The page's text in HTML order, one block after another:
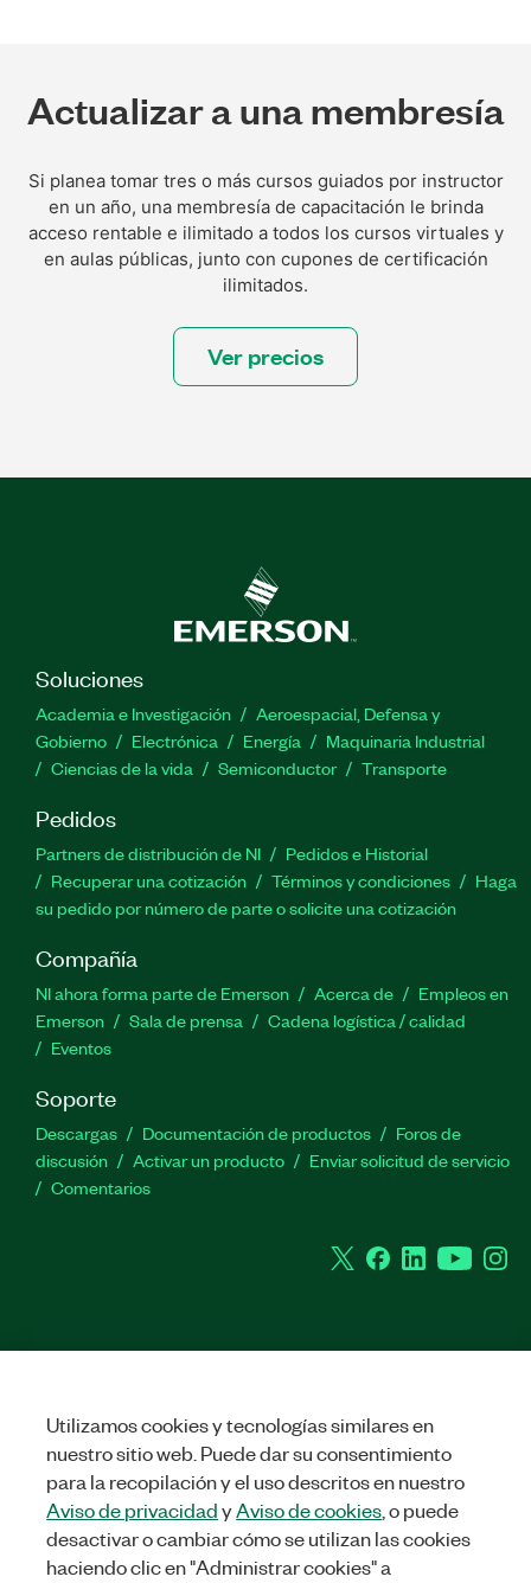
Actualizar a una membresía
Si planea tomar tres o más cursos guiados por instructor
en un año, una membresía de capacitación le brinda
acceso rentable e ilimitado a todos los cursos virtuales y
en aulas públicas, junto con cupones de certificación
ilimitados.
Ver precios
Soluciones
Academia e Investigación
Aeroespacial, Defensa y
Gobierno
Electrónica Energía
Maquinaria Industrial
Ciencias de la vida
Semiconductor Transporte
Pedidos
Partners de distribución de NI
Pedidos e Historial
Recuperar una cotización
Términos y condiciones
Haga
su pedido por número de parte o solicite una cotización
Compañía
NI ahora forma parte de Emerson Acerca de
Empleos en
Emerson
Sala de prensa
Cadena logística / calidad
Eventos
Soporte
Descargas Documentación de productos
Foros de
discusión
Activar un producto
Enviar solicitud de servicio
Comentarios
TwitterFacebookLinkedIn
United States
LEGAL|IMPRINT|PRIVACIDAD|Administrar cookies
©2026NATIONAL INSTRUMENTS CORP. TODOS LOS DERECHOS
Utilizamos cookies y tecnologías similares en
nuestro sitio web. Puede dar su consentimiento
para la recopilación y el uso descritos en nuestro
Aviso de privacidadyAviso de cookies , o puede
desactivar o cambiar cómo se utilizan las cookies
haciendo clic en "Administrar cookies" a